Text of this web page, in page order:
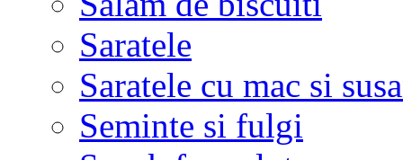
Saratele
Saratele cu mac si
Seminte si fulgi